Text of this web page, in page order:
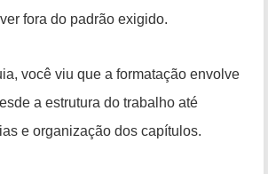
fora do padrão exigido.
você viu que a formatação envolve
a estrutura do trabalho até
e organização dos capítulos.